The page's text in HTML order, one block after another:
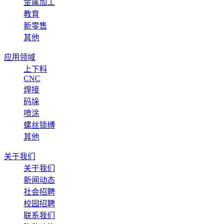
金属加工
教育
新零售
其他
应用领域
上下料
CNC
焊接
码垛
喷涂
螺丝锁缚
其他
关于我们
关于我们
新闻动态
社会招聘
校园招聘
联系我们